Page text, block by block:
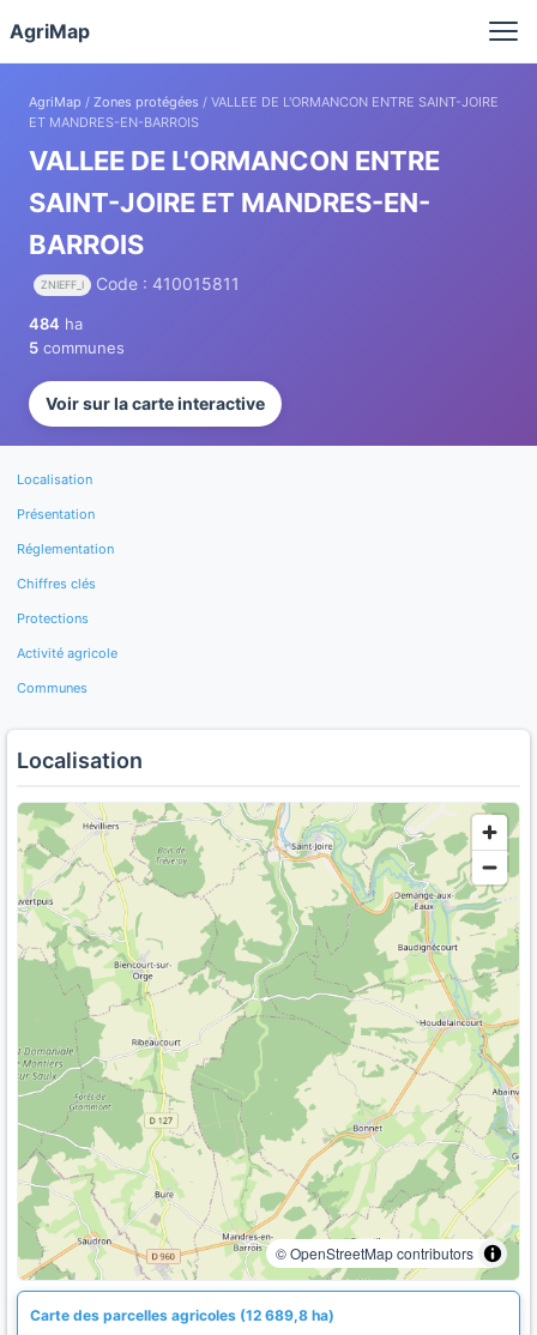
AgriMap
AgriMap / Zones protégées / VALLEE DE L'ORMANCON ENTRE SAINT-JOIRE
ET MANDRES-EN-BARROIS
VALLEE DE L'ORMANCON ENTRE
SAINT-JOIRE ET MANDRES-EN-
BARROIS
ZNIEFF_I Code : 410015811
484 ha
5 communes
Voir sur la carte interactive
Localisation
Présentation
Réglementation
Chiffres clés
Protections
Activité agricole
Communes
Localisation
© OpenStreetMap contributors
Carte des parcelles agricoles (12 689,8 ha)